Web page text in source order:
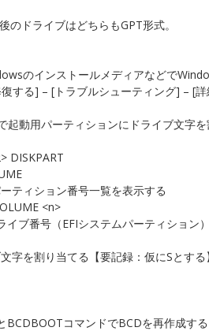
のドライブはどちらもGPT形式。
のインストールメディアなどで
する] – [トラブルシューティング] – [
起動用パーティションにドライブ文字
DISKPART
ティション番号一覧を表示する
<n>
ブ番号（EFIシステムパーティション
字を割り当てる【要記録：仮にSとする
BCDBOOTコマンドでBCDを再作成する